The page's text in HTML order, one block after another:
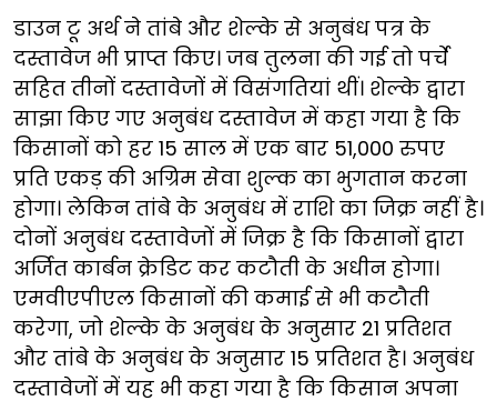
डाउन टू अर्थ ने तांबे और शेल्के से अनुबंध पत्र के
दस्तावेज भी प्राप्त किए। जब तुलना की गई तो पर्चे
सहित तीनों दस्तावेजों में विसंगतियां थीं। शेल्के द्वारा
साझा किए गए अनुबंध दस्तावेज में कहा गया है कि
किसानों को हर 15 साल में एक बार 51,000 रुपए
प्रति एकड़ की अग्रिम सेवा शुल्क का भुगतान करना
होगा। लेकिन तांबे के अनुबंध में राशि का जिक्र नहीं है।
दोनों अनुबंध दस्तावेजों में जिक्र है कि किसानों द्वारा
अर्जित कार्बन क्रेडिट कर कटौती के अधीन होगा।
एमवीएपीएल किसानों की कमाई से भी कटौती
करेगा, जो शेल्के के अनुबंध के अनुसार 21 प्रतिशत
और तांबे के अनुबंध के अनुसार 15 प्रतिशत है। अनुबंध
दस्तावेजों में यह भी कहा गया है कि किसान अपना